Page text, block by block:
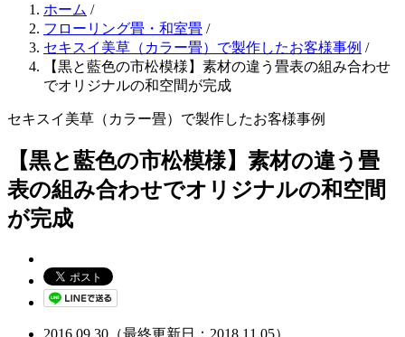
ホーム /
フローリング畳・和室畳 /
セキスイ美草（カラー畳）で製作したお客様事例 /
【黒と藍色の市松模様】素材の違う畳表の組み合わせ
でオリジナルの和空間が完成
セキスイ美草（カラー畳）で製作したお客様事例
【黒と藍色の市松模様】素材の違う畳
表の組み合わせでオリジナルの和空間
が完成